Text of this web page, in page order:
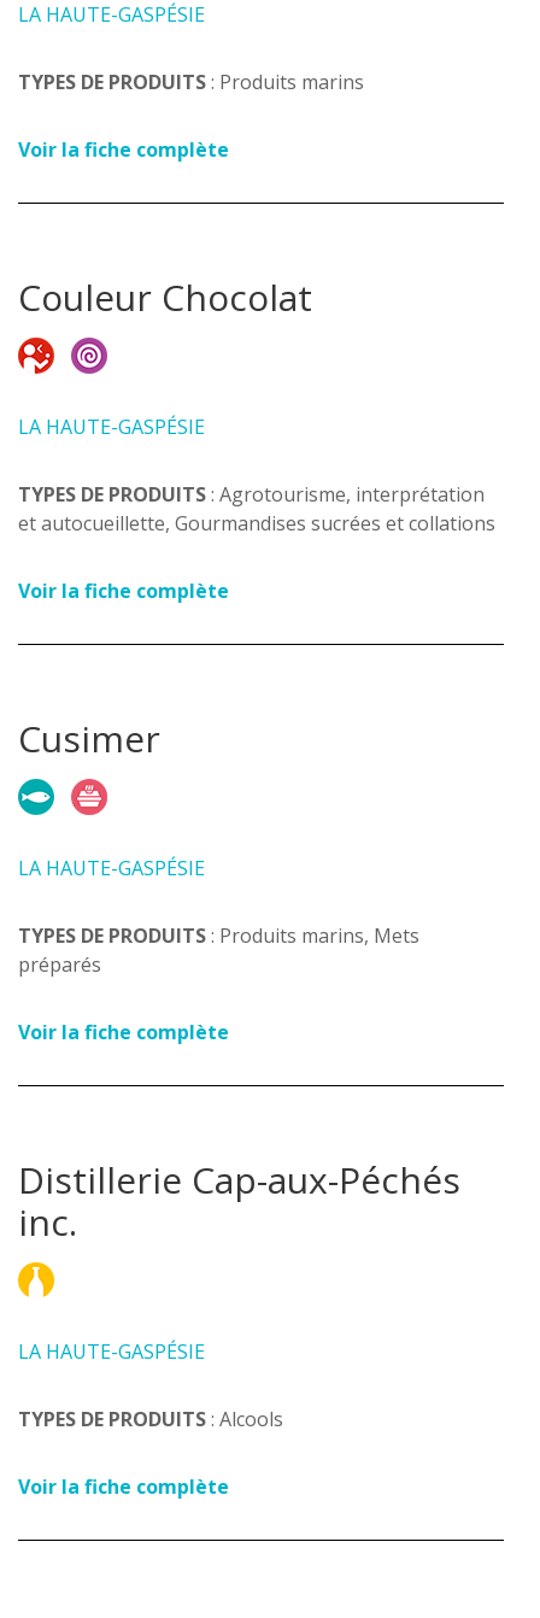
LA HAUTE-GASPÉSIE
TYPES DE PRODUITS: Produits marins
Voir la fiche complète
Couleur Chocolat
LA HAUTE-GASPÉSIE
TYPES DE PRODUITS: Agrotourisme, interprétation
et autocueillette, Gourmandises sucrées et collations
Voir la fiche complète
Cusimer
LA HAUTE-GASPÉSIE
TYPES DE PRODUITS: Produits marins, Mets
préparés
Voir la fiche complète
Distillerie Cap-aux-Péchés
inc.
LA HAUTE-GASPÉSIE
TYPES DE PRODUITS: Alcools
Voir la fiche complète